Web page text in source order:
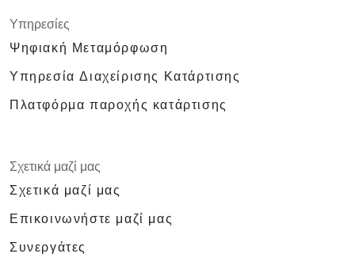
Υπηρεσίες
Ψηφιακή Μεταμόρφωση
Υπηρεσία Διαχείρισης Κατάρτισης
Πλατφόρμα παροχής κατάρτισης
Σχετικά μαζί μας
Σχετικά μαζί μας
Επικοινωνήστε μαζί μας
Συνεργάτες